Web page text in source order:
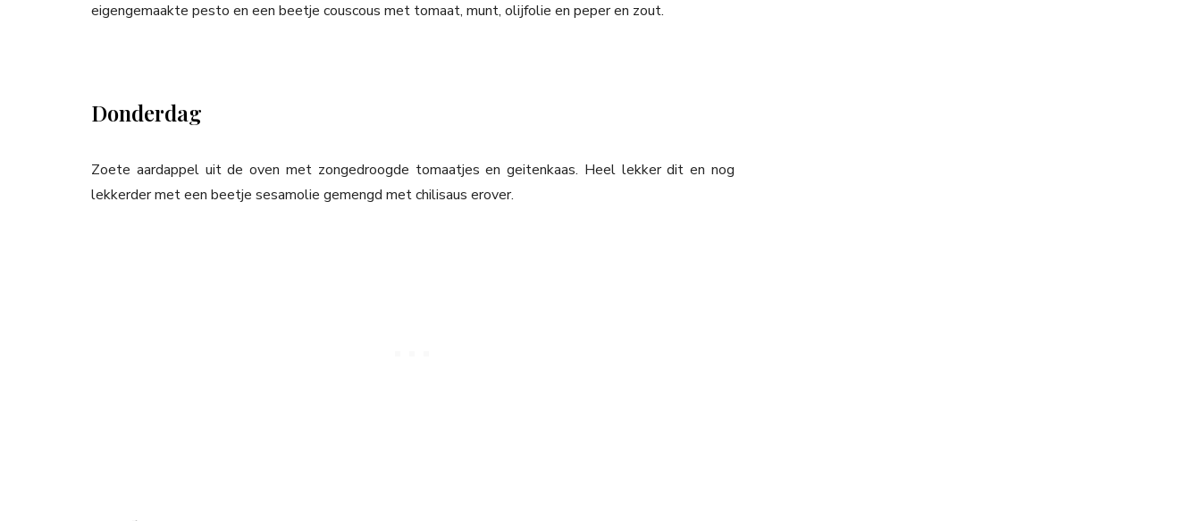
eigengemaakte pesto en een beetje couscous met tomaat, munt, olijfolie en peper en zout.
Donderdag
Zoete aardappel uit de oven met zongedroogde tomaatjes en geitenkaas. Heel lekker dit en nog
lekkerder met een beetje sesamolie gemengd met chilisaus erover.